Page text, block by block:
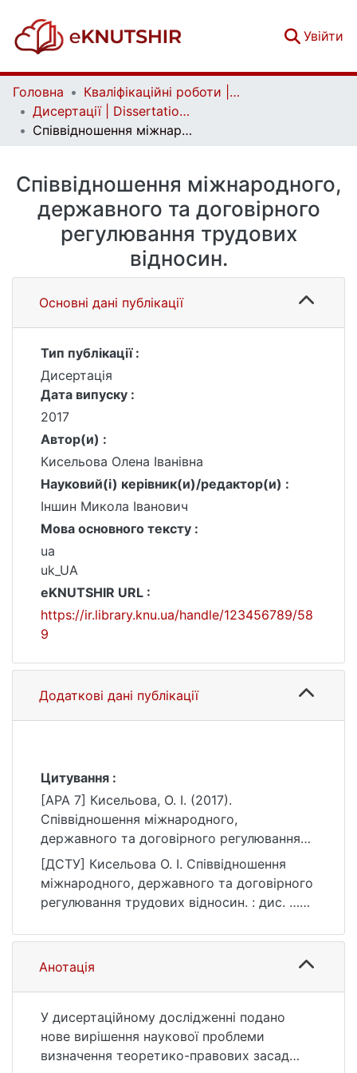
Увійти
Головна
Кваліфікаційні роботи | Qualifying works
Дисертації | Dissertations
Співвідношення міжнародного, державного та договірного регулювання трудових відносин.
Співвідношення міжнародного,
державного та договірного
регулювання трудових
відносин.
Основні дані публікації
Тип публікації :
Дисертація
Дата випуску :
2017
Автор(и) :
Кисельова Олена Іванівна
Науковий(і) керівник(и)/редактор(и) :
Іншин Микола Іванович
Мова основного тексту :
ua
uk_UA
eKNUTSHIR URL :
https://ir.library.knu.ua/handle/123456789/58
9
Додаткові дані публікації
Цитування :
[APA 7] Кисельова, О. І. (2017).
Співвідношення міжнародного,
державного та договірного регулювання
трудових відносин. [Дис. д-ра юрид. наук,
Київський національний університет імені
Тараса Шевченка]. eKNUTSHIR.
https://ir.library.knu.ua/handle/123456789/58
9
[ДСТУ] Кисельова О. І. Співвідношення
міжнародного, державного та договірного
регулювання трудових відносин. : дис. …
с. URL:
https://ir.library.knu.ua/handle/123456789/58
9 (дата звернення: 25.07.2026).
Анотація
У дисертаційному дослідженні подано
нове вирішення наукової проблеми
визначення теоретико-правових засад